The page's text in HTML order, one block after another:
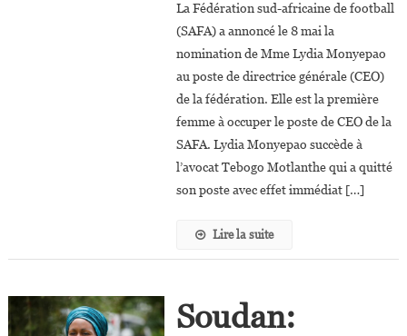
Monyepao,
Première
Femme
Nommée
CEO
De
Fédération
La Fédération sud-africaine de football
(SAFA) a annoncé le 8 mai la
nomination de Mme Lydia Monyepao
au poste de directrice générale (CEO)
de la fédération. Elle est la première
femme à occuper le poste de CEO de la
SAFA. Lydia Monyepao succède à
l’avocat Tebogo Motlanthe qui a quitté
son poste avec effet immédiat […]
Lire la suite
Soudan: